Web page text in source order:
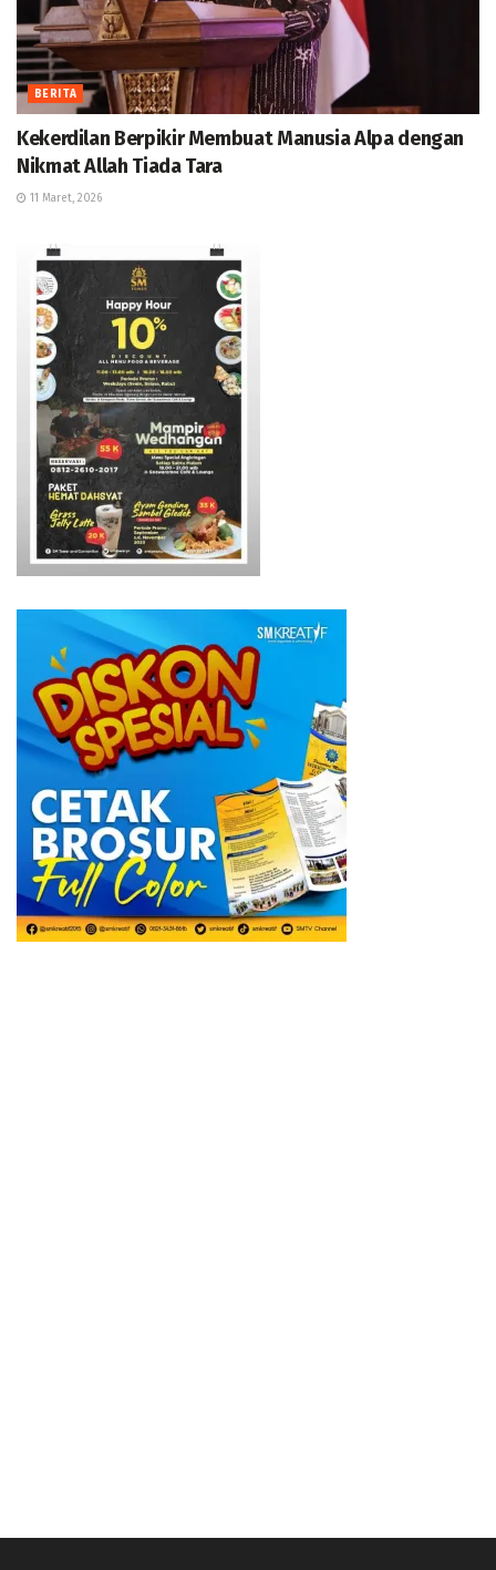
BERITA
Kekerdilan Berpikir Membuat Manusia Alpa dengan
Nikmat Allah Tiada Tara
11 Maret, 2026